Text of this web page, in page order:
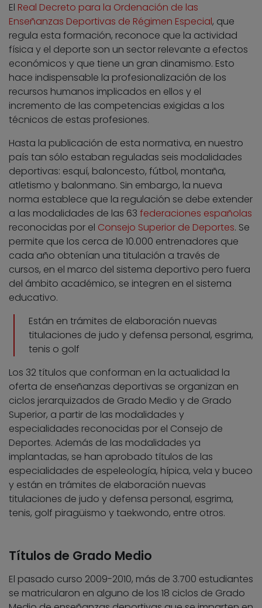
El Real Decreto para la Ordenación de las
Enseñanzas Deportivas de Régimen Especial, que
regula esta formación, reconoce que la actividad
física y el deporte son un sector relevante a efectos
económicos y que tiene un gran dinamismo. Esto
hace indispensable la profesionalización de los
recursos humanos implicados en ellos y el
incremento de las competencias exigidas a los
técnicos de estas profesiones.
Hasta la publicación de esta normativa, en nuestro
país tan sólo estaban reguladas seis modalidades
deportivas: esquí, baloncesto, fútbol, montaña,
atletismo y balonmano. Sin embargo, la nueva
norma establece que la regulación se debe extender
a las modalidades de las 63 federaciones españolas
reconocidas por el Consejo Superior de Deportes. Se
permite que los cerca de 10.000 entrenadores que
cada año obtenían una titulación a través de
cursos, en el marco del sistema deportivo pero fuera
del ámbito académico, se integren en el sistema
educativo.
Están en trámites de elaboración nuevas
titulaciones de judo y defensa personal, esgrima,
tenis o golf
Los 32 títulos que conforman en la actualidad la
oferta de enseñanzas deportivas se organizan en
ciclos jerarquizados de Grado Medio y de Grado
Superior, a partir de las modalidades y
especialidades reconocidas por el Consejo de
Deportes. Además de las modalidades ya
implantadas, se han aprobado títulos de las
especialidades de espeleología, hípica, vela y buceo
y están en trámites de elaboración nuevas
titulaciones de judo y defensa personal, esgrima,
tenis, golf piragüismo y taekwondo, entre otros.
Títulos de Grado Medio
El pasado curso 2009-2010, más de 3.700 estudiantes
se matricularon en alguno de los 18 ciclos de Grado